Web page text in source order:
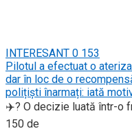
INTERESANT 0 153
Pilotul a efectuat o
dar în loc de o
polițiști înarmați: iată
✈️? O decizie luată într-o
150 de